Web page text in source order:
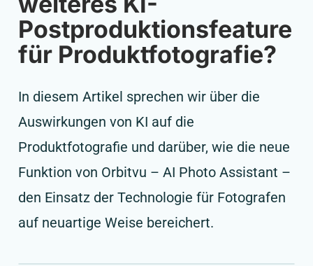
Postproduktionsfeature
für Produktfotografie?
In diesem Artikel sprechen wir über die
Auswirkungen von KI auf die
Produktfotografie und darüber, wie die neue
Funktion von Orbitvu – AI Photo Assistant –
den Einsatz der Technologie für Fotografen
auf neuartige Weise bereichert.